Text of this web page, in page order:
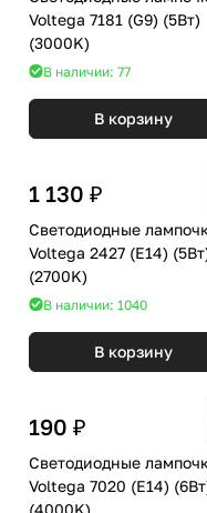
Voltega 7181 (G9) (5Вт)
(3000K)
В наличии: 77
В корзину
1 130 ₽
Светодиодные
Voltega 2427 (E14) (5Вт)
(2700K)
В наличии: 1040
В корзину
190 ₽
Светодиодные
Voltega 7020 (E14) (6Вт)
(4000K)